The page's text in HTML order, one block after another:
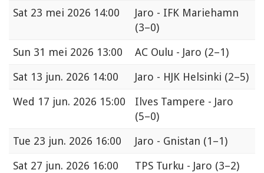
Sat 23 mei 2026 14:00
Jaro - IFK Mariehamn
(3–0)
Sun 31 mei 2026 13:00 AC Oulu - Jaro (2–1)
Sat 13 jun. 2026 14:00 Jaro - HJK Helsinki (2–5)
Wed 17 jun. 2026 15:00
Ilves Tampere - Jaro
(5–0)
Tue 23 jun. 2026 16:00 Jaro - Gnistan (1–1)
Sat 27 jun. 2026 16:00 TPS Turku - Jaro (3–2)